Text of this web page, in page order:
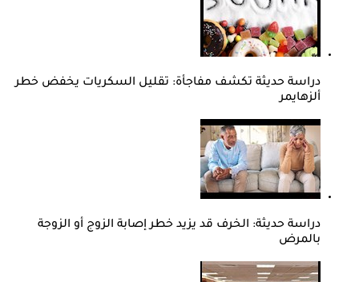
دراسة حديثة تكشف مفاجأة: تقليل السكريات يخفض خطر
ألزهايمر
دراسة حديثة: الخرف قد يزيد خطر إصابة الزوج أو الزوجة
بالمرض